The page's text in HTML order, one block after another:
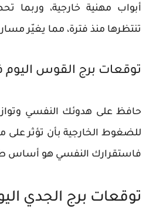
أبواب مهنية خارجية، وربما
تنتظرها منذ فترة، مما يغيّر
توقعات برج القوس
حافظ على هدوئك النفسي
للضغوط الخارجية بأن تؤثر على
فاستقرارك النفسي هو أساس
توقعات برج الجدي